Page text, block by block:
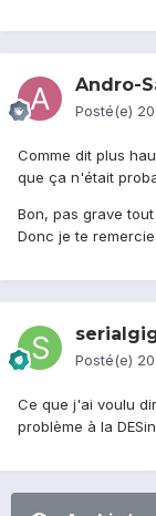
Andro-
Posté(e)
Comme dit plus
que ça n'était
Bon, pas grave
Donc je te
Posté(e)
Ce que j'ai voulu
problème à la